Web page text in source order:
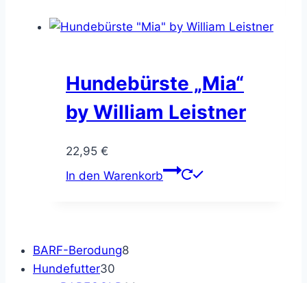
Hundebürste „Mia“
by William Leistner
22,95 €
In den Warenkorb
BARF-Berodung88
Hundefutter30